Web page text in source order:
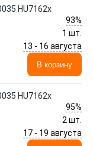
HU7162x
93%
1 шт.
13 - 16 августа
В корзину
HU7162x
95%
2 шт.
17 - 19 августа